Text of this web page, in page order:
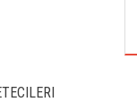
PERÇİN'İN